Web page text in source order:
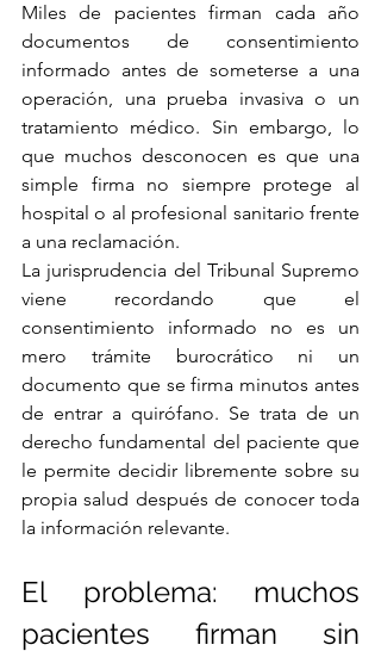
Miles de pacientes firman cada año
documentos de consentimiento
informado antes de someterse a una
operación, una prueba invasiva o un
tratamiento médico. Sin embargo, lo
que muchos desconocen es que una
simple firma no siempre protege al
hospital o al profesional sanitario frente
a una reclamación.
La jurisprudencia del Tribunal Supremo
viene recordando que el
consentimiento informado no es un
mero trámite burocrático ni un
documento que se firma minutos antes
de entrar a quirófano. Se trata de un
derecho fundamental del paciente que
le permite decidir libremente sobre su
propia salud después de conocer toda
la información relevante.
El problema: muchos
pacientes firman sin